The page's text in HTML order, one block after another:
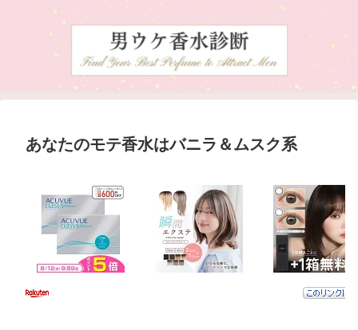
あなたのモテ香水はバニラ＆ムスク系